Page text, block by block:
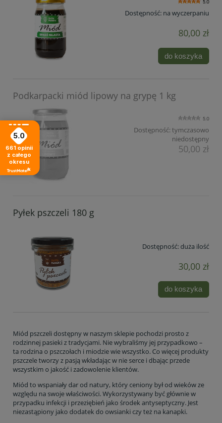
5.0
Dostępność: na wyczerpaniu
80,00 zł
do koszyka
Podkarpacki miód lipowy na grypę 1 kg
5.0
Dostępność: tymczasowo
niedostępny
50,00 zł
Pyłek pszczeli 180 g
Dostępność:duża ilość
30,00 zł
do koszyka
Miód pszczeli dostępny w naszym sklepie pochodzi prosto z
rodzinnej pasieki z tradycjami. Nie wybraliśmy jej przypadkowo –
ta rodzina o pszczołach i miodzie wie wszystko. Co więcej produkty
pszczele tworzy z pasją wkładając w nie serce i dbając przede
wszystkim o jakość i zadowolenie klientów.
Miód to wspaniały dar od natury, który ceniony był od wieków ze
względu na swoje właściwości. Wykorzystywany być głównie w
przypadku infekcji i przeziębień jako środek antyseptyczny. Jest
niezastąpiony jako dodatek do owsianki czy też na kanapki.
5.0
661 opinii
z całego
okresu